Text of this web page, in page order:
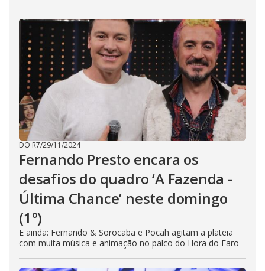
DO R7/29/11/2024
Fernando Presto encara os
desafios do quadro ‘A Fazenda -
Última Chance’ neste domingo
(1º)
E ainda: Fernando & Sorocaba e Pocah agitam a plateia
com muita música e animação no palco do Hora do Faro